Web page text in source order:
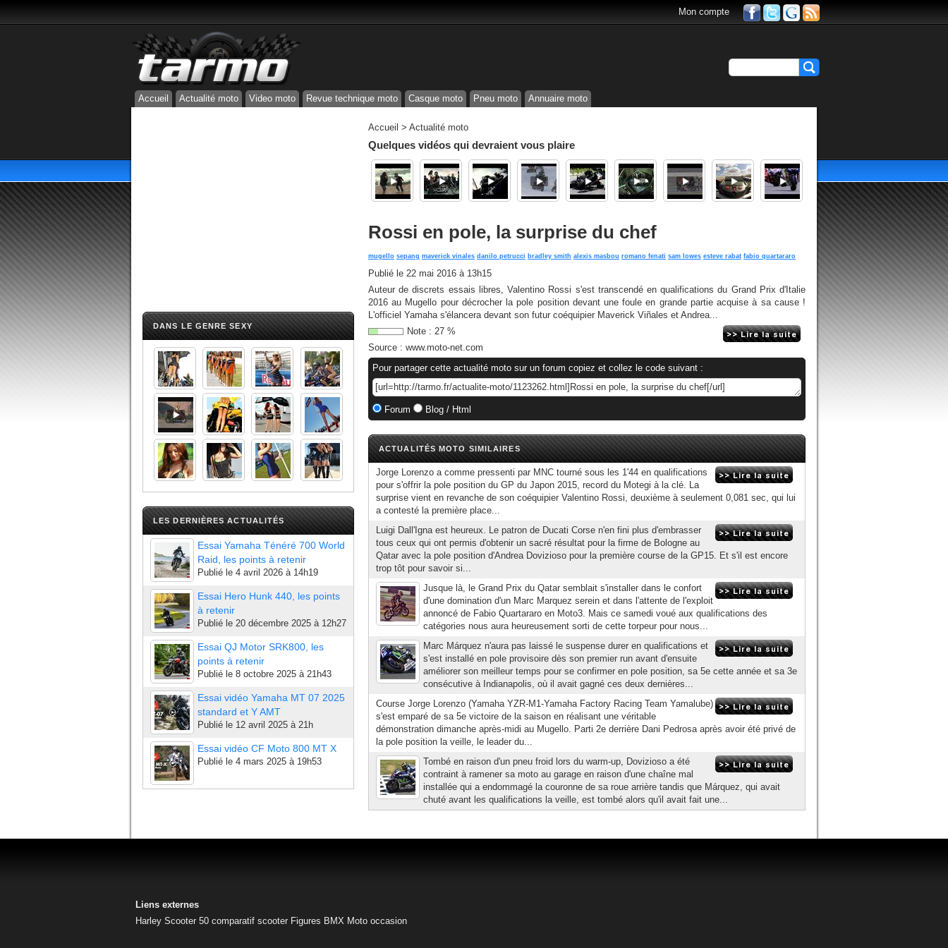
Mon compte
Accueil Actualité moto Video moto Revue technique moto Casque moto Pneu moto Annuaire moto
DANS LE GENRE SEXY
LES DERNIÈRES ACTUALITÉS
Essai Yamaha Ténéré 700 World
Raid, les points à retenir
Publié le 4 avril 2026 à 14h19
Essai Hero Hunk 440, les points
à retenir
Publié le 20 décembre 2025 à 12h27
Essai QJ Motor SRK800, les
points à retenir
Publié le 8 octobre 2025 à 21h43
Essai vidéo Yamaha MT 07 2025
standard et Y AMT
Publié le 12 avril 2025 à 21h
Essai vidéo CF Moto 800 MT X
Publié le 4 mars 2025 à 19h53
Accueil > Actualité moto
Quelques vidéos qui devraient vous plaire
Rossi en pole, la surprise du chef
mugello sepang maverick vinales danilo petrucci bradley smith alexis masbou romano fenati sam lowes esteve rabat fabio quartararo
Publié le 22 mai 2016 à 13h15
Auteur de discrets essais libres, Valentino Rossi s'est transcendé en qualifications du Grand Prix d'Italie
2016 au Mugello pour décrocher la pole position devant une foule en grande partie acquise à sa cause !
L'officiel Yamaha s'élancera devant son futur coéquipier Maverick Viñales et Andrea...
Note : 27 %
Source : www.moto-net.com
Pour partager cette actualité moto sur un forum copiez et collez le code suivant :
Forum Blog / Html
ACTUALITÉS MOTO SIMILAIRES
Jorge Lorenzo a comme pressenti par MNC tourné sous les 1'44 en qualifications
pour s'offrir la pole position du GP du Japon 2015, record du Motegi à la clé. La
surprise vient en revanche de son coéquipier Valentino Rossi, deuxième à seulement 0,081 sec, qui lui
a contesté la première place...
Luigi Dall'Igna est heureux. Le patron de Ducati Corse n'en fini plus d'embrasser
tous ceux qui ont permis d'obtenir un sacré résultat pour la firme de Bologne au
Qatar avec la pole position d'Andrea Dovizioso pour la première course de la GP15. Et s'il est encore
trop tôt pour savoir si...
Jusque là, le Grand Prix du Qatar semblait s'installer dans le confort
d'une domination d'un Marc Marquez serein et dans l'attente de l'exploit
annoncé de Fabio Quartararo en Moto3. Mais ce samedi voué aux qualifications des
catégories nous aura heureusement sorti de cette torpeur pour nous...
Marc Márquez n'aura pas laissé le suspense durer en qualifications et
s'est installé en pole provisoire dès son premier run avant d'ensuite
améliorer son meilleur temps pour se confirmer en pole position, sa 5e cette année et sa 3e
consécutive à Indianapolis, où il avait gagné ces deux dernières...
Course Jorge Lorenzo (Yamaha YZR-M1-Yamaha Factory Racing Team Yamalube)
s'est emparé de sa 5e victoire de la saison en réalisant une véritable
démonstration dimanche après-midi au Mugello. Parti 2e derrière Dani Pedrosa après avoir été privé de
la pole position la veille, le leader du...
Tombé en raison d'un pneu froid lors du warm-up, Dovizioso a été
contraint à ramener sa moto au garage en raison d'une chaîne mal
installée qui a endommagé la couronne de sa roue arrière tandis que Márquez, qui avait
chuté avant les qualifications la veille, est tombé alors qu'il avait fait une...
Liens externes
Harley Scooter 50 comparatif scooter Figures BMX Moto occasion